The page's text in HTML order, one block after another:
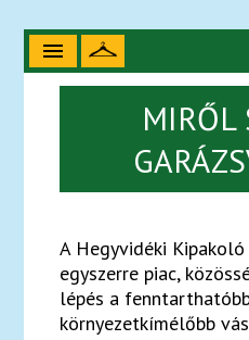
menu
mikor?
mit?
MIRŐL
A Hegyvidéki Kipakoló
egyszerre piac,
lépés a
környezetkímélőbb